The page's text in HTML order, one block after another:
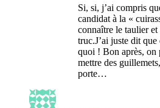
Si, si, j’ai compris
candidat à la «
connaître le taulier
truc.J’ai juste dit
quoi ! Bon après, on
mettre des
porte…